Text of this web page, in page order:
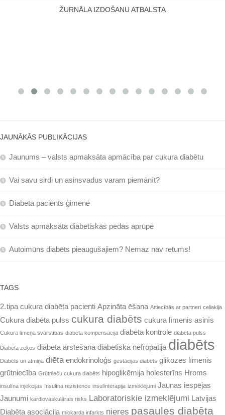
ŽURNĀLA IZDOŠANU ATBALSTA
JAUNĀKĀS PUBLIKĀCIJAS
Jaunums – valsts apmaksāta apmācība par cukura diabētu
Vai savu sirdi un asinsvadus varam piemānīt?
Diabēta pacients ģimenē
Valsts apmaksāta diabētiskās pēdas aprūpe
Autoimūns diabēts pieaugušajiem? Nemaz nav retums!
TAGS
2. tipa cukura diabēta pacienti Apzināta ēšana Attiecībās ar partneri celiakija
Cukura diabēta pulss cukura diabēts cukura līmenis asinīs
Cukura līmeņa svārstības diabēta kompensācija diabēta kontrole diabēta pulss
Diabēta zeķes diabēta ārstēšana diabētiskā nefropātija diabēts
Diabēts un atmiņa diēta endokrinoloģs gestācijas diabēts glikozes līmenis
grūtniecība Grūtnieču cukura diabēts hipoglikēmija holesterīns Hroms
insulīna injekcijas Insulīna rezistence insulīnterapija izmeklējumi Jaunas iespējas
Jaunumi kardiovaskulārais risks Laboratoriskie izmeklējumi
Latvijas
Diabēta asociācija miokarda infarkts nieres pasaules diabēta